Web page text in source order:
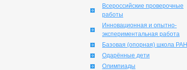
Всероссийские проверочные
работы
Инновационная и опытно-
экспериментальная работа
Базовая (опорная) школа РАН
Одарённые дети
Олимпиады